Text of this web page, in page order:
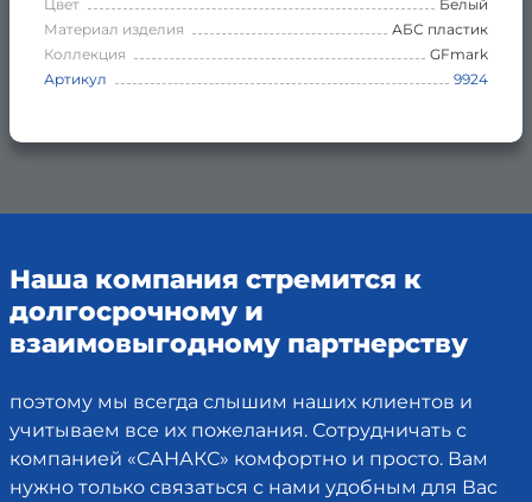
Цвет
Белый
Материал изделия
АБС пластик
Коллекция
GFmark
Артикул
9924
Наша компания стремится к
долгосрочному и
взаимовыгодному партнерству
поэтому мы всегда слышим наших клиентов и
учитываем все их пожелания. Сотрудничать с
компанией «САНАКС» комфортно и просто. Вам
нужно только связаться с нами удобным для Вас